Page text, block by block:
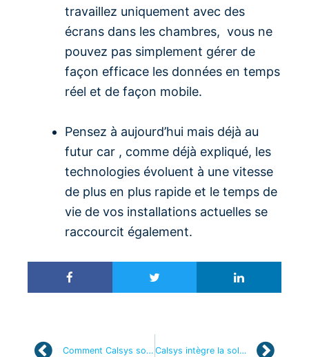
travaillez uniquement avec des
écrans dans les chambres, vous ne
pouvez pas simplement gérer de
façon efficace les données en temps
réel et de façon mobile.
Pensez à aujourd’hui mais déjà au
futur car , comme déjà expliqué, les
technologies évoluent à une vitesse
de plus en plus rapide et le temps de
vie de vos installations actuelles se
raccourcit également.
Comment Calsys soulage le secteur de la santé ? Calsys intègre la solution Aerohive comme solution Wi-fi pour ses clients